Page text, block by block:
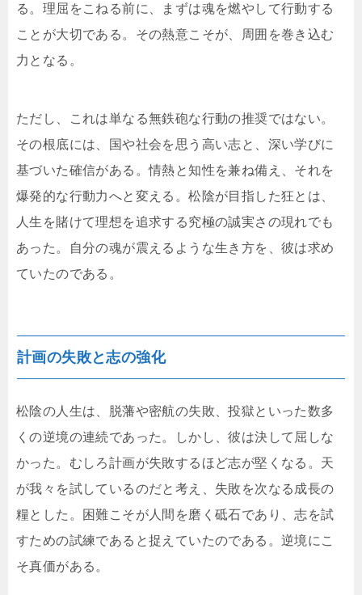
る。理屈をこねる前に、まずは魂を燃やして行動する
ことが大切である。その熱意こそが、周囲を巻き込む
力となる。
ただし、これは単なる無鉄砲な行動の推奨ではない。
その根底には、国や社会を思う高い志と、深い学びに
基づいた確信がある。情熱と知性を兼ね備え、それを
爆発的な行動力へと変える。松陰が目指した狂とは、
人生を賭けて理想を追求する究極の誠実さの現れでも
あった。自分の魂が震えるような生き方を、彼は求め
ていたのである。
計画の失敗と志の強化
松陰の人生は、脱藩や密航の失敗、投獄といった数多
くの逆境の連続であった。しかし、彼は決して屈しな
かった。むしろ計画が失敗するほど志が堅くなる。天
が我々を試しているのだと考え、失敗を次なる成長の
糧とした。困難こそが人間を磨く砥石であり、志を試
すための試練であると捉えていたのである。逆境にこ
そ真価がある。